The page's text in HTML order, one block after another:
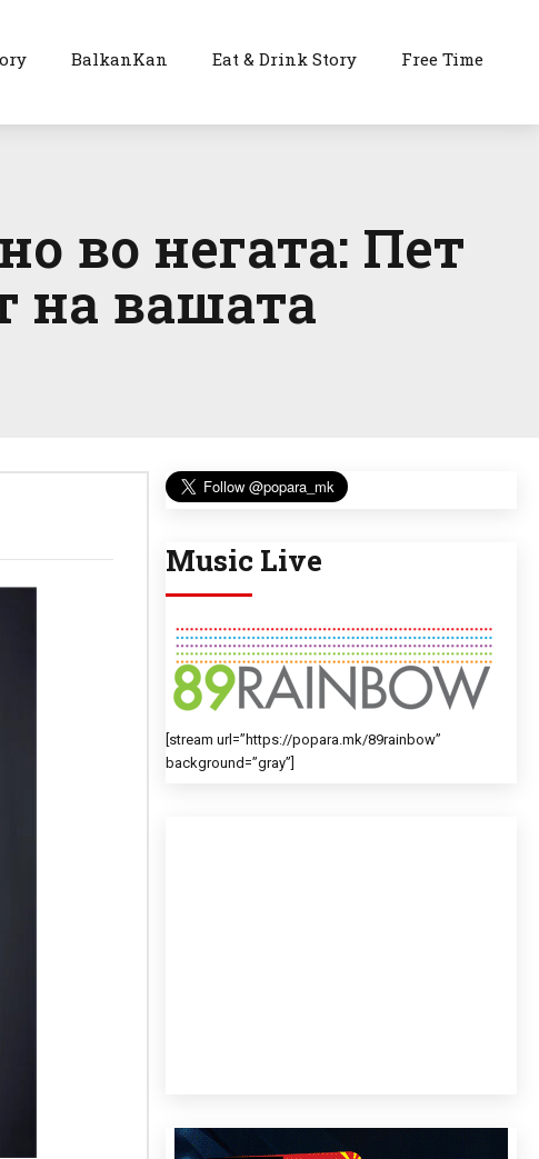
BalkanKan Eat & Drink Story Free Time
во негата: Пет
на вашата
Music Live
[stream url=”https://popara.mk/89rainbow”
background=”gray”]